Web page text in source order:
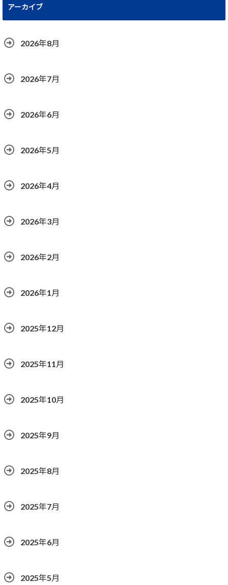
アーカイブ
2026年8月
2026年7月
2026年6月
2026年5月
2026年4月
2026年3月
2026年2月
2026年1月
2025年12月
2025年11月
2025年10月
2025年9月
2025年8月
2025年7月
2025年6月
2025年5月